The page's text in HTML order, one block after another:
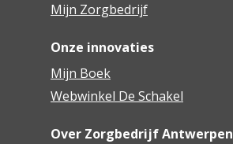
Mijn Zorgbedrijf
Onze innovaties
Mijn Boek
Webwinkel De Schakel
Over Zorgbedrijf Antwerpen